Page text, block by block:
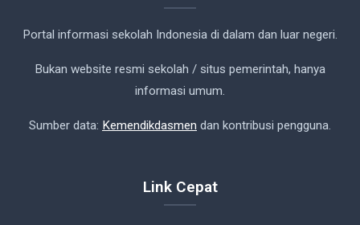
Portal informasi sekolah Indonesia di dalam dan luar negeri.
Bukan website resmi sekolah / situs pemerintah, hanya
informasi umum.
Sumber data: Kemendikdasmen dan kontribusi pengguna.
Link Cepat